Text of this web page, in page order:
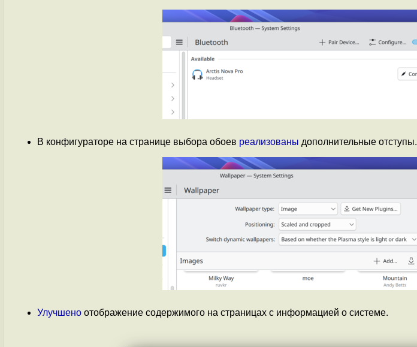
В конфигураторе на странице выбора обоев реализованы дополнительные отступы.
Улучшено отображение содержимого на страницах с информацией о системе.